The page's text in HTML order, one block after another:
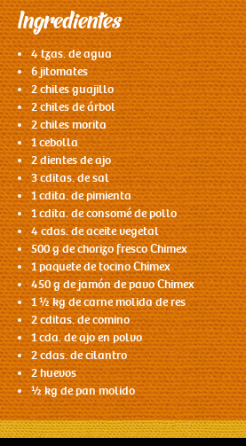
Ingredientes
4 tzas. de agua
6 jitomates
2 chiles guajillo
2 chiles de árbol
2 chiles morita
1 cebolla
2 dientes de ajo
3 cditas. de sal
1 cdita. de pimienta
1 cdita. de consomé de pollo
4 cdas. de aceite vegetal
500 g de chorizo fresco Chimex
1 paquete de tocino Chimex
450 g de jamón de pavo Chimex
1 ½ kg de carne molida de res
2 cditas. de comino
1 cda. de ajo en polvo
2 cdas. de cilantro
2 huevos
½ kg de pan molido